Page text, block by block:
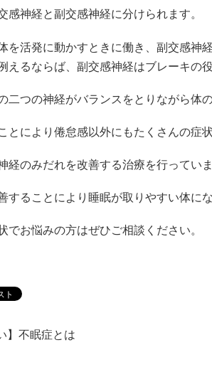
感神経と副交感神経に分けられます。
を活発に動かすときに働き、副交感神
えるならば、副交感神経はブレーキの
二つの神経がバランスをとりながら体
とにより倦怠感以外にもたくさんの症
経のみだれを改善する治療を行っていま
することにより睡眠が取りやすい体に
でお悩みの方はぜひご相談ください。
】不眠症とは